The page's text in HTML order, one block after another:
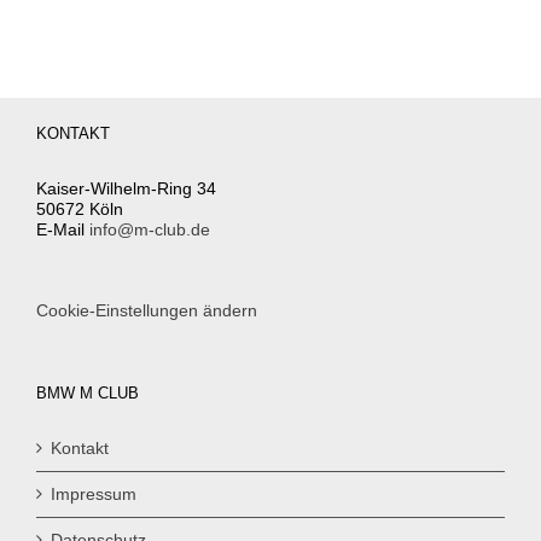
KONTAKT
Kaiser-Wilhelm-Ring 34
50672 Köln
E-Mail info@m-club.de
Cookie-Einstellungen ändern
BMW M CLUB
Kontakt
Impressum